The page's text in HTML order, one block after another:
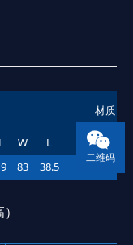
材质
W L
MATERIAL
83 38.5 PET
二维码